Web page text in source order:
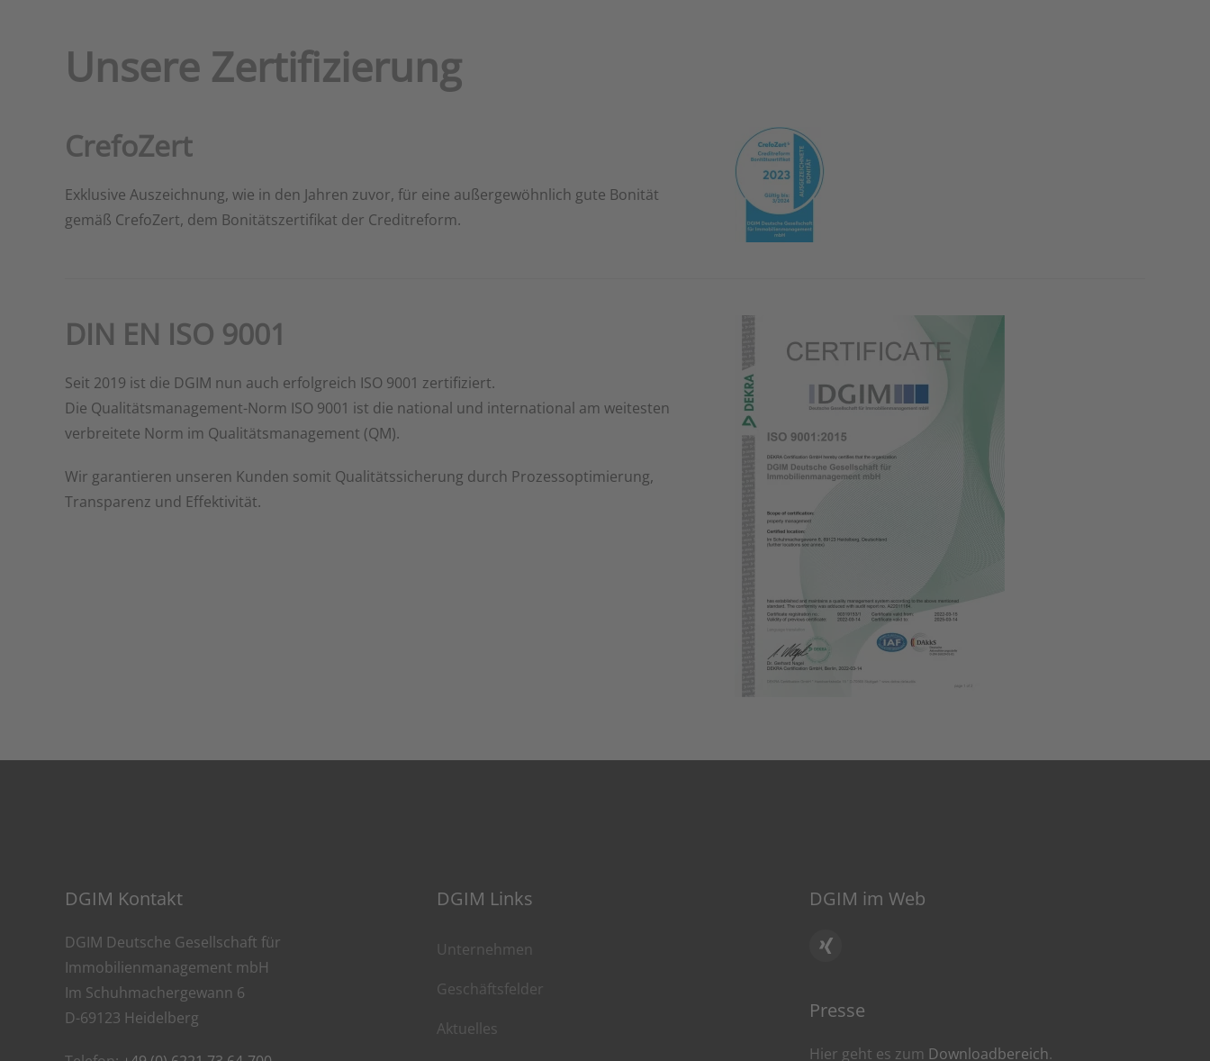
Unsere Zertifizierung
CrefoZert
Exklusive Auszeichnung, wie in den Jahren zuvor, für eine außergewöhnlich gute Bonität
gemäß CrefoZert, dem Bonitätszertifikat der Creditreform.
DIN EN ISO 9001
Seit 2019 ist die DGIM nun auch erfolgreich ISO 9001 zertifiziert.
Die Qualitätsmanagement-Norm ISO 9001 ist die national und international am weitesten
verbreitete Norm im Qualitätsmanagement (QM).
Wir garantieren unseren Kunden somit Qualitätssicherung durch Prozessoptimierung,
Transparenz und Effektivität.
DGIM Kontakt
DGIM Deutsche Gesellschaft für
Immobilienmanagement mbH
Im Schuhmachergewann 6
D-69123 Heidelberg
DGIM Links
Unternehmen
Geschäftsfelder
Aktuelles
DGIM im Web
Presse
Hier geht es zum Downloadbereich.